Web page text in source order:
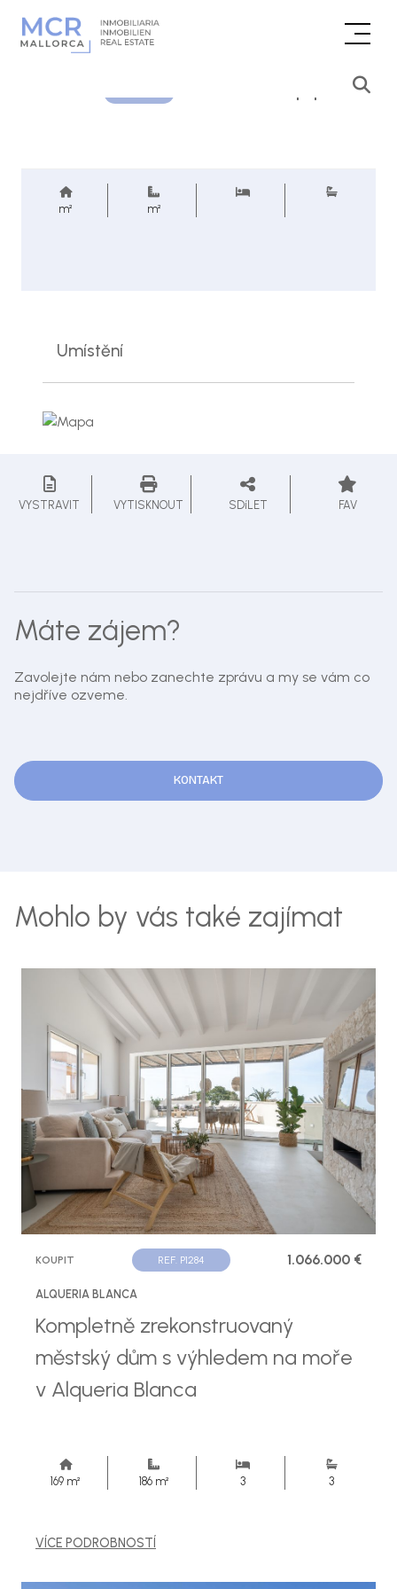
Cenová poptávka
m² m²
Umístění
VYSTRAVIT VYTISKNOUT SDíLET FAV
Máte zájem?
Zavolejte nám nebo zanechte zprávu a my se vám co
nejdříve ozveme.
KONTAKT
Mohlo by vás také zajímat
KOUPIT REF. P1284 1.066.000 €
ALQUERIA BLANCA
Kompletně zrekonstruovaný
městský dům s výhledem na moře
v Alqueria Blanca
169 m² 186 m² 3 3
VÍCE PODROBNOSTÍ